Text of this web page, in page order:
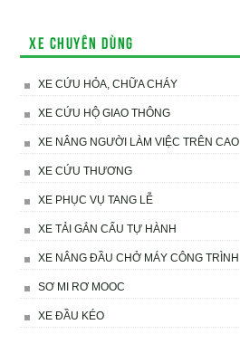
Xe chuyên dùng
XE CỨU HỎA, CHỮA CHÁY
XE CỨU HỘ GIAO THÔNG
XE NÂNG NGƯỜI LÀM VIỆC TRÊN CAO
XE CỨU THƯƠNG
XE PHỤC VỤ TANG LỄ
XE TẢI GẮN CẨU TỰ HÀNH
XE NÂNG ĐẦU CHỞ MÁY CÔNG TRÌNH
SƠ MI RƠ MOOC
XE ĐẦU KÉO